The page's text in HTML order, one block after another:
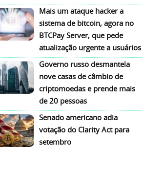
Mais um ataque hacker a
sistema de bitcoin, agora no
BTCPay Server, que pede
atualização urgente a usuários
Governo russo desmantela
nove casas de câmbio de
criptomoedas e prende mais
de 20 pessoas
Senado americano adia
votação do Clarity Act para
setembro